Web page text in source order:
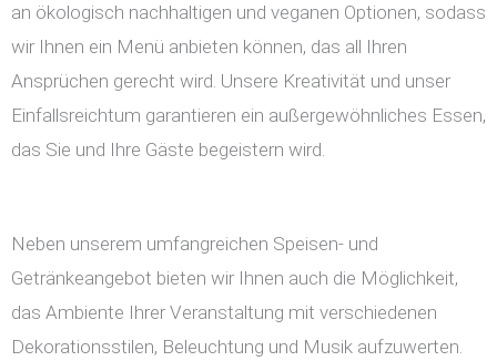
an ökologisch nachhaltigen und veganen Optionen, sodass
wir Ihnen ein Menü anbieten können, das all Ihren
Ansprüchen gerecht wird. Unsere Kreativität und unser
Einfallsreichtum garantieren ein außergewöhnliches Essen,
das Sie und Ihre Gäste begeistern wird.
Neben unserem umfangreichen Speisen- und
Getränkeangebot bieten wir Ihnen auch die Möglichkeit,
das Ambiente Ihrer Veranstaltung mit verschiedenen
Dekorationsstilen, Beleuchtung und Musik aufzuwerten.